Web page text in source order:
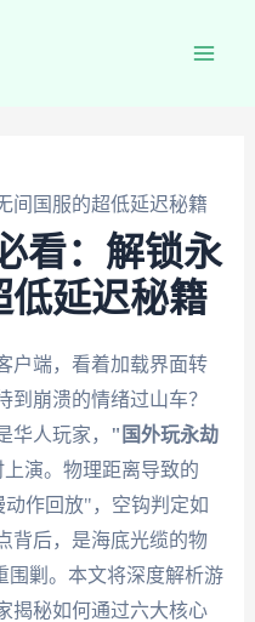
间国服的超低延迟秘籍
看：解锁永
低延迟秘籍
户端，看着加载界面转
到崩溃的情绪过山车？
华人玩家，
"国外玩永劫
演。物理距离导致的
动作回放"，空钩判定如
后，是海底光缆的物
围剿。本文将深度解析游
揭秘如何通过六大核心